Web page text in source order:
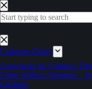
Pular
para
o
Sem
resultados
Cadernos Derby
Associação de Cultura e
Clube Atlético Ouriense –
Ciclismo